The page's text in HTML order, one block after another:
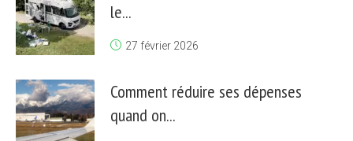
le...
27 février 2026
Comment réduire ses dépenses
quand on...